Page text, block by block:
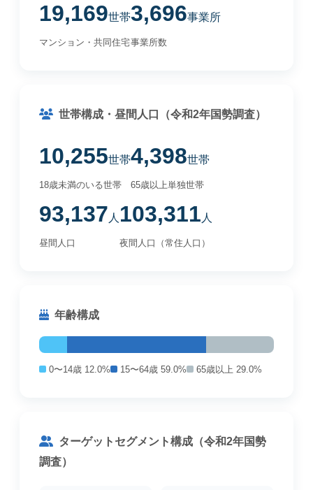
19,169世帯
マンション・共同住宅
3,696事業所
事業所数
世帯構成・昼間人口（令和2年国勢調査）
10,255世帯
18歳未満のいる世帯
4,398世帯
65歳以上単独世帯
93,137 人
昼間人口
103,311 人
夜間人口（常住人口）
年齢構成
0〜14歳 12.0% 15〜64歳 59.0% 65歳以上 29.0%
ターゲットセグメント構成（令和2年国勢
調査）